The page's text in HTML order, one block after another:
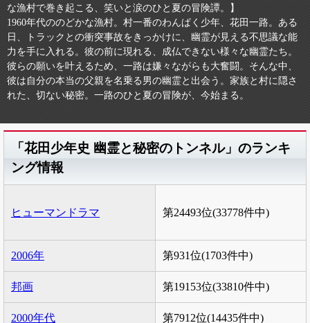
な漁村で巻き起こる、笑いと涙のひと夏の冒険譚。】
1960年代ののどかな漁村。村一番のわんぱく少年、花田一路。ある
日、トラックとの衝突事故をきっかけに、幽霊が見える不思議な能
力を手に入れる。彼の前に現れる、成仏できない様々な幽霊たち。
彼らの願いを叶えるため、一路は嫌々ながらも大奮闘。そんな中、
彼は自分の本当の父親を名乗る男の幽霊と出会う。家族と村に隠さ
れた、切ない秘密。一路のひと夏の冒険が、今始まる。
「花田少年史 幽霊と秘密のトンネル」のランキ
ング情報
ヒューマンドラマ 第24493位(33778件中)
2006年 第931位(1703件中)
邦画 第19153位(33810件中)
2000年代 第7912位(14435件中)